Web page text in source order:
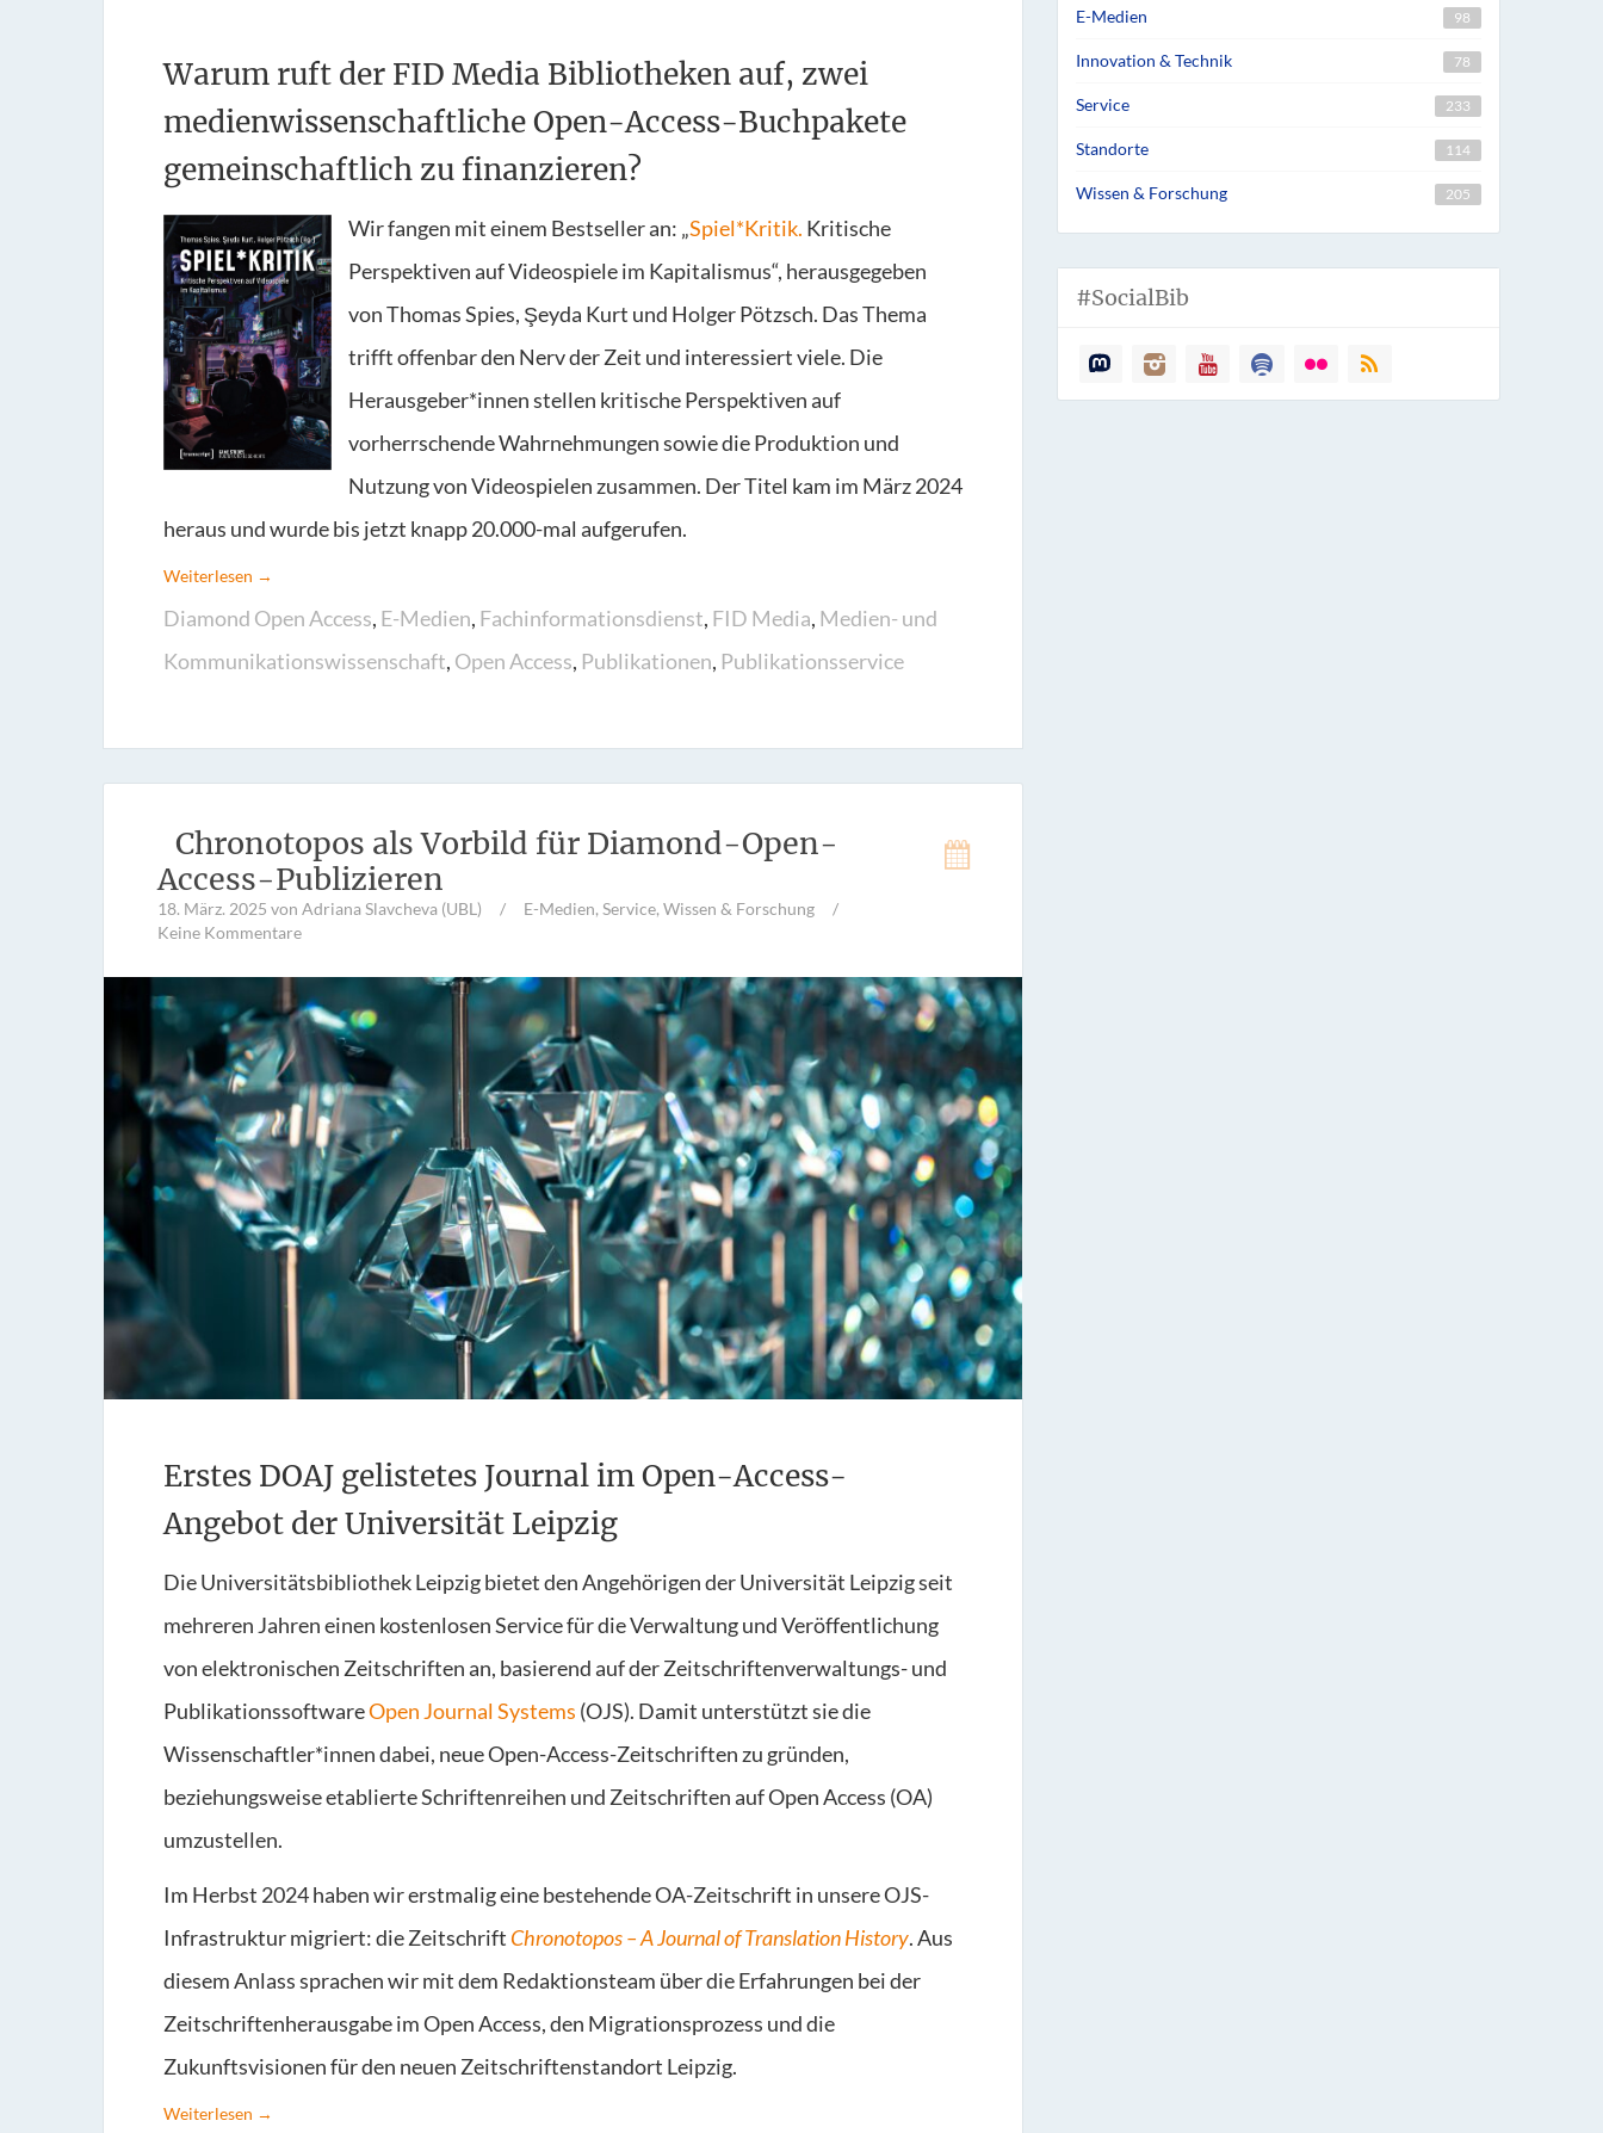
Warum ruft der FID Media Bibliotheken auf, zwei
medienwissenschaftliche Open-Access-Buchpakete
gemeinschaftlich zu finanzieren?
Wir fangen mit einem Bestseller an: „Spiel*Kritik. Kritische
Perspektiven auf Videospiele im Kapitalismus“, herausgegeben
von Thomas Spies, Şeyda Kurt und Holger Pötzsch. Das Thema
trifft offenbar den Nerv der Zeit und interessiert viele. Die
Herausgeber*innen stellen kritische Perspektiven auf
vorherrschende Wahrnehmungen sowie die Produktion und
Nutzung von Videospielen zusammen. Der Titel kam im März 2024
heraus und wurde bis jetzt knapp 20.000-mal aufgerufen.
Weiterlesen →
Diamond Open Access, E-Medien, Fachinformationsdienst, FID Media, Medien- und
Kommunikationswissenschaft, Open Access, Publikationen, Publikationsservice
Chronotopos als Vorbild für Diamond-Open-
Access-Publizieren
18. März. 2025 von Adriana Slavcheva (UBL) / E-Medien, Service, Wissen & Forschung
/
Keine Kommentare
Erstes DOAJ gelistetes Journal im Open-Access-
Angebot der Universität Leipzig
Die Universitätsbibliothek Leipzig bietet den Angehörigen der Universität Leipzig seit
mehreren Jahren einen kostenlosen Service für die Verwaltung und Veröffentlichung
von elektronischen Zeitschriften an, basierend auf der Zeitschriftenverwaltungs- und
PublikationssoftwareOpen Journal Systems (OJS). Damit unterstützt sie die
Wissenschaftler*innen dabei, neue Open-Access-Zeitschriften zu gründen,
beziehungsweise etablierte Schriftenreihen und Zeitschriften auf Open Access (OA)
umzustellen.
Im Herbst 2024 haben wir erstmalig eine bestehende OA-Zeitschrift in unsere OJS-
Infrastruktur migriert: die Zeitschrift Chronotopos – A Journal of Translation History. Aus
diesem Anlass sprachen wir mit dem Redaktionsteam über die Erfahrungen bei der
Zeitschriftenherausgabe im Open Access, den Migrationsprozess und die
Zukunftsvisionen für den neuen Zeitschriftenstandort Leipzig.
Weiterlesen →
E-Medien 98
Innovation & Technik 78
Service 233
Standorte 114
Wissen & Forschung 205
#SocialBib